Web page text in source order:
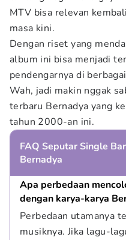
MTV bisa relevan
masa kini.
Dengan riset yang
album ini bisa menjadi
pendengarnya di
Wah, jadi makin nggak
terbaru Bernadya yang
tahun 2000-an ini.
FAQ Seputar Single
Bernadya
Apa perbedaan
dengan karya-karya
Perbedaan utamanya
musiknya. Jika lagu-